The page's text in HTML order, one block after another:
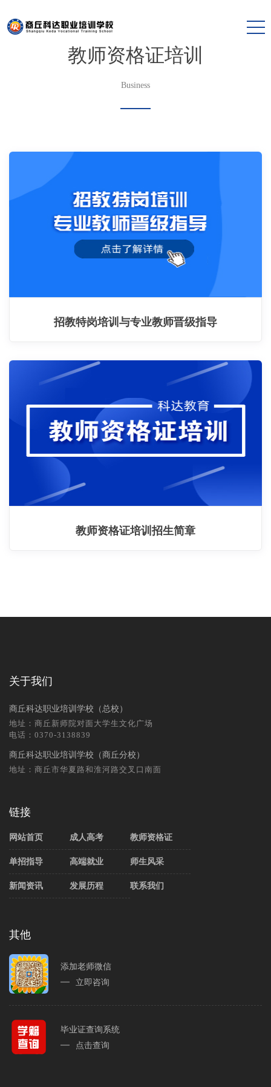
教师资格证培训
Business
招教特岗培训与专业教师晋级指导
教师资格证培训招生简章
关于我们
商丘科达职业培训学校（总校）
地址：商丘新师院对面大学生文化广场
电话：0370-3138839
商丘科达职业培训学校（商丘分校）
地址：商丘市华夏路和淮河路交叉口南面
链接
网站首页 成人高考 教师资格证
单招指导 高端就业 师生风采
新闻资讯 发展历程 联系我们
其他
添加老师微信
立即咨询
毕业证查询系统
点击查询